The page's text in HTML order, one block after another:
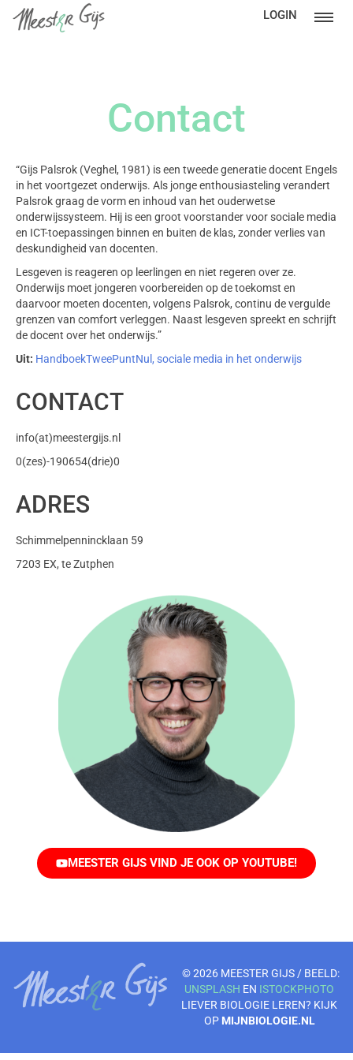
LOGIN
Contact
“Gijs Palsrok (Veghel, 1981) is een tweede generatie docent Engels
in het voortgezet onderwijs. Als jonge enthousiasteling verandert
Palsrok graag de vorm en inhoud van het ouderwetse
onderwijssysteem. Hij is een groot voorstander voor sociale media
en ICT-toepassingen binnen en buiten de klas, zonder verlies van
deskundigheid van docenten.
Lesgeven is reageren op leerlingen en niet regeren over ze.
Onderwijs moet jongeren voorbereiden op de toekomst en
daarvoor moeten docenten, volgens Palsrok, continu de vergulde
grenzen van comfort verleggen. Naast lesgeven spreekt en schrijft
de docent over het onderwijs.”
Uit: HandboekTweePuntNul, sociale media in het onderwijs
CONTACT
info(at)meestergijs.nl
0(zes)-190654(drie)0
ADRES
Schimmelpennincklaan 59
7203 EX, te Zutphen
MEESTER GIJS VIND JE OOK OP YOUTUBE!
© 2026 MEESTER GIJS / BEELD:
UNSPLASH EN ISTOCKPHOTO
LIEVER BIOLOGIE LEREN? KIJK
OP MIJNBIOLOGIE.NL